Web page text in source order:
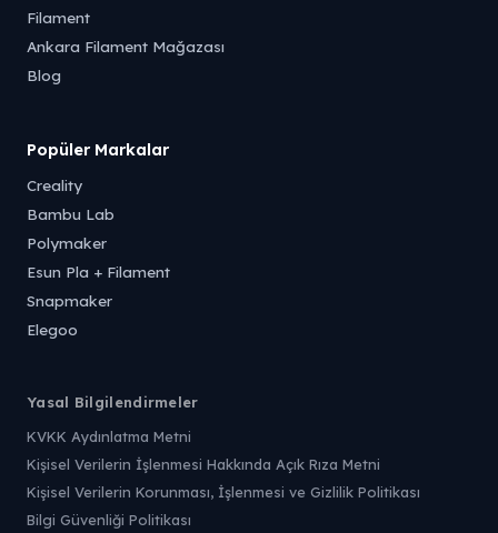
Filament
Ankara Filament Mağazası
Blog
Popüler Markalar
Creality
Bambu Lab
Polymaker
Esun Pla + Filament
Snapmaker
Elegoo
Yasal Bilgilendirmeler
KVKK Aydınlatma Metni
Kişisel Verilerin İşlenmesi Hakkında Açık Rıza Metni
Kişisel Verilerin Korunması, İşlenmesi ve Gizlilik Politikası
Bilgi Güvenliği Politikası